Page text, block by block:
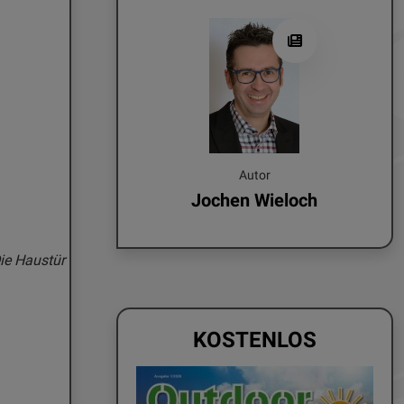
Haustür
Autor
Jochen Wieloch
KOSTENLOS